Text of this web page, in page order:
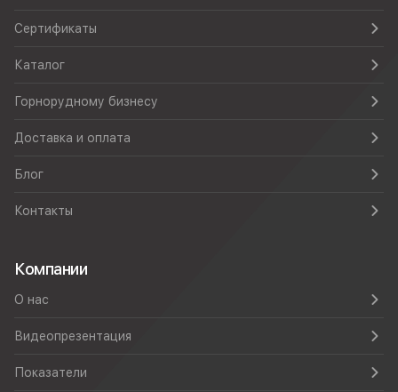
Сертификаты
Каталог
Горнорудному бизнесу
Доставка и оплата
Блог
Контакты
Компании
О нас
Видеопрезентация
Показатели